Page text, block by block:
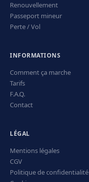
Renouvellement
Passeport mineur
Perte / Vol
INFORMATIONS
Comment ça marche
Tarifs
F.A.Q.
Contact
LÉGAL
Mentions légales
CGV
Politique de confidentialité